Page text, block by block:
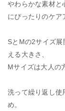
やわらかな素材と
にぴったりのケア
SとMの2サイズ
える大きさ、
Mサイズは大人の
洗って繰り返し使
め。